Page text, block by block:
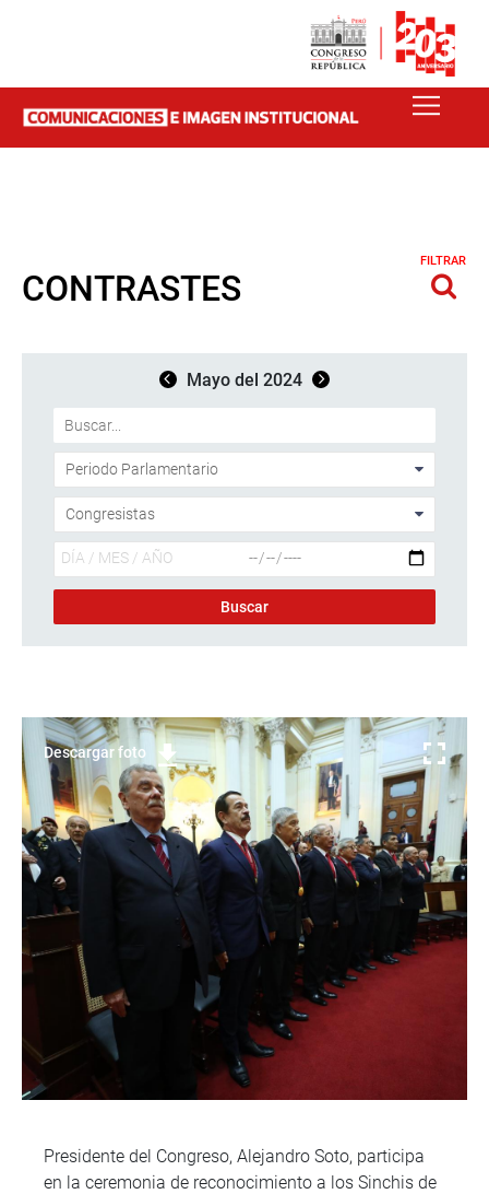
CONTRASTES
FILTRAR
Mayo del 2024
Descargar foto
Presidente del Congreso, Alejandro Soto, participa
en la ceremonia de reconocimiento a los Sinchis de